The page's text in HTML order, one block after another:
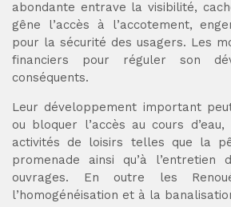
abondante entrave la visibilité,
gêne l’accès à l’accotement,
pour la sécurité des usagers. Les
financiers pour réguler son
conséquents.
Leur développement important
ou bloquer l’accès au cours
activités de loisirs telles que la
promenade ainsi qu’à
ouvrages. En outre les
l’homogénéisation et à la